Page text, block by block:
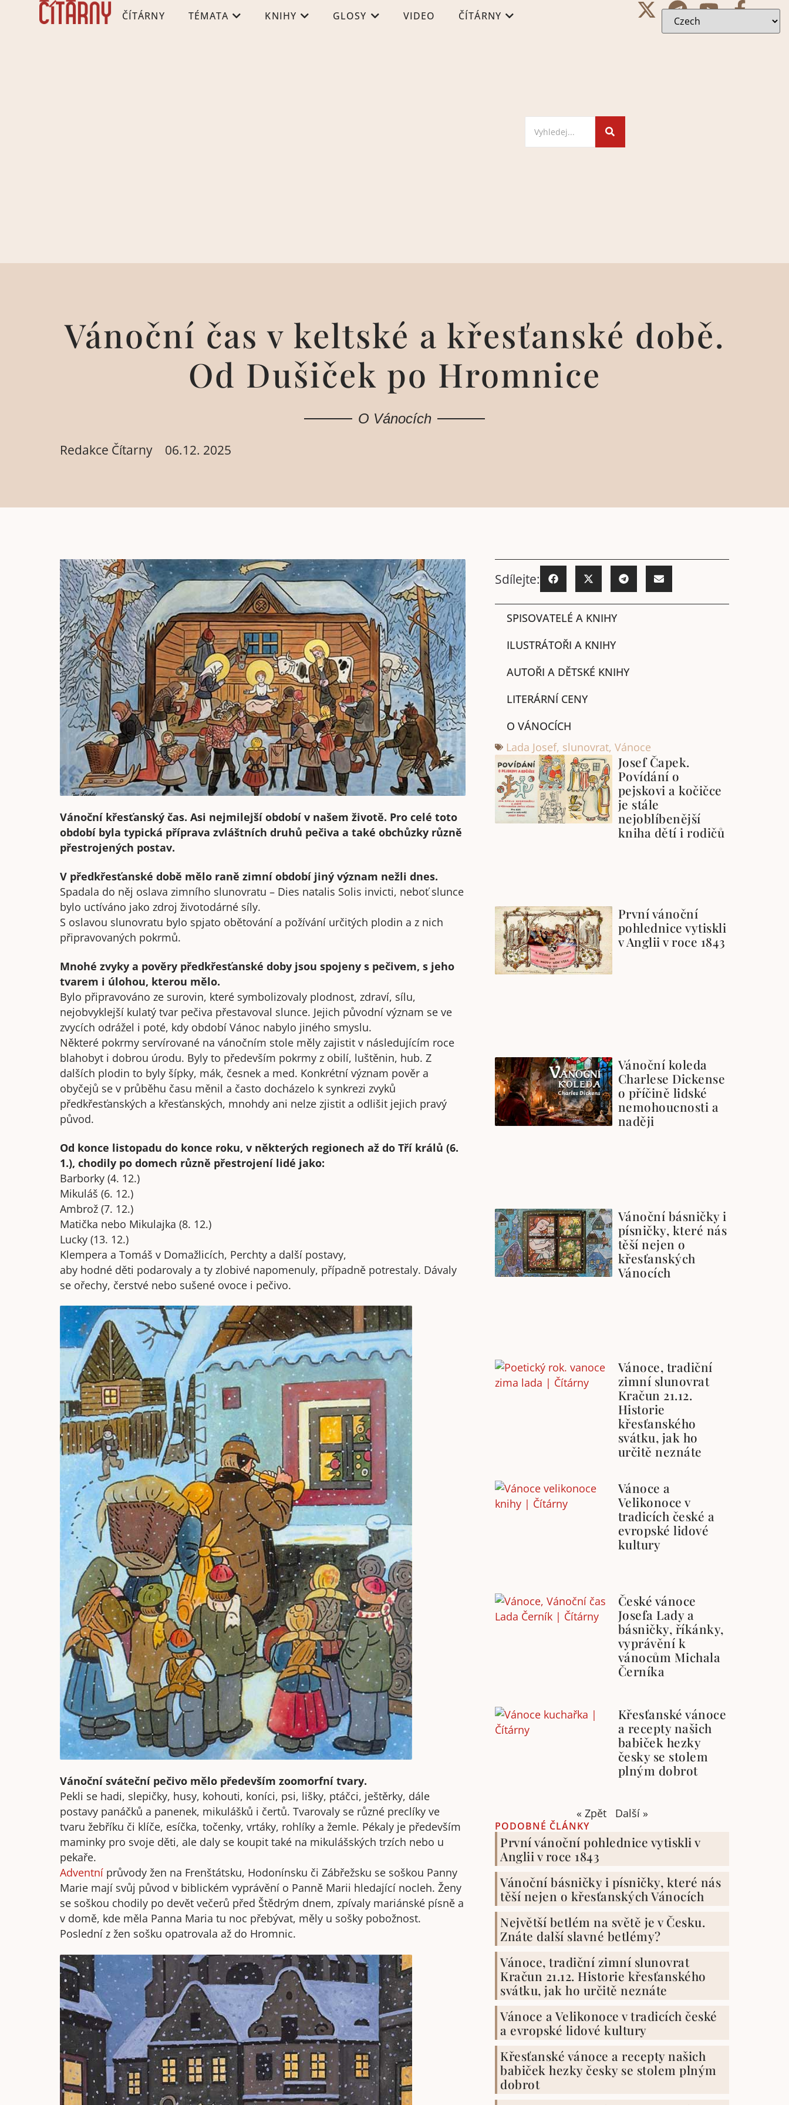
ČÍTÁRNY TÉMATA KNIHY GLOSY VIDEO ČÍTÁRNY
Vánoční čas v keltské a křesťanské době.
Od Dušiček po Hromnice
O Vánocích
Redakce Čítarny 06.12. 2025
Vánoční křesťanský čas. Asi nejmilejší období v našem životě. Pro celé toto
období byla typická příprava zvláštních druhů pečiva a také obchůzky různě
přestrojených postav.
V předkřesťanské době mělo raně zimní období jiný význam nežli dnes.
Spadala do něj oslava zimního slunovratu – Dies natalis Solis invicti, neboť slunce
bylo uctíváno jako zdroj životodárné síly.
S oslavou slunovratu bylo spjato obětování a požívání určitých plodin a z nich
připravovaných pokrmů.
Mnohé zvyky a pověry předkřesťanské doby jsou spojeny s pečivem, s jeho
tvarem i úlohou, kterou mělo.
Bylo připravováno ze surovin, které symbolizovaly plodnost, zdraví, sílu,
nejobvyklejší kulatý tvar pečiva přestavoval slunce. Jejich původní význam se ve
zvycích odrážel i poté, kdy období Vánoc nabylo jiného smyslu.
Některé pokrmy servírované na vánočním stole měly zajistit v následujícím roce
blahobyt i dobrou úrodu. Byly to především pokrmy z obilí, luštěnin, hub. Z
dalších plodin to byly šípky, mák, česnek a med. Konkrétní význam pověr a
obyčejů se v průběhu času měnil a často docházelo k synkrezi zvyků
předkřesťanských a křesťanských, mnohdy ani nelze zjistit a odlišit jejich pravý
původ.
Od konce listopadu do konce roku, v některých regionech až do Tří králů (6.
1.), chodily po domech různě přestrojení lidé jako:
Barborky (4. 12.)
Mikuláš (6. 12.)
Ambrož (7. 12.)
Matička nebo Mikulajka (8. 12.)
Lucky (13. 12.)
Klempera a Tomáš v Domažlicích, Perchty a další postavy,
aby hodné děti podarovaly a ty zlobivé napomenuly, případně potrestaly. Dávaly
se ořechy, čerstvé nebo sušené ovoce i pečivo.
Vánoční sváteční pečivo mělo především zoomorfní tvary.
Pekli se hadi, slepičky, husy, kohouti, koníci, psi, lišky, ptáčci, ještěrky, dále
postavy panáčků a panenek, mikulášků i čertů. Tvarovaly se různé preclíky ve
tvaru žebříku či klíče, esíčka, točenky, vrtáky, rohlíky a žemle. Pékaly je především
maminky pro svoje děti, ale daly se koupit také na mikulášských trzích nebo u
pekaře.
Adventní průvody žen na Frenštátsku, Hodonínsku či Zábřežsku se soškou Panny
Marie mají svůj původ v biblickém vyprávění o Panně Marii hledající nocleh. Ženy
se soškou chodily po devět večerů před Štědrým dnem, zpívaly mariánské písně a
v domě, kde měla Panna Maria tu noc přebývat, měly u sošky pobožnost.
Poslední z žen sošku opatrovala až do Hromnic.
Sdílejte:
SPISOVATELÉ A KNIHY
ILUSTRÁTOŘI A KNIHY
AUTOŘI A DĚTSKÉ KNIHY
LITERÁRNÍ CENY
O VÁNOCÍCH
Lada Josef, slunovrat, Vánoce
Josef Čapek.
Povídání o
pejskovi a kočičce
je stále
nejoblíbenější
kniha dětí i rodičů
První vánoční
pohlednice vytiskli
v Anglii v roce 1843
Vánoční koleda
Charlese Dickense
o příčině lidské
nemohoucnosti a
naději
Vánoční básničky i
písničky, které nás
těší nejen o
křesťanských
Vánocích
Vánoce, tradiční
zimní slunovrat
Kračun 21.12.
Historie
křesťanského
svátku, jak ho
určitě neznáte
Vánoce a
Velikonoce v
tradicích české a
evropské lidové
kultury
České vánoce
Josefa Lady a
básničky, říkánky,
vyprávění k
vánocům Michala
Černíka
Křesťanské vánoce
a recepty našich
babiček hezky
česky se stolem
plným dobrot
« Zpět Další »
PODOBNÉ ČLÁNKY
První vánoční pohlednice vytiskli v
Anglii v roce 1843
Vánoční básničky i písničky, které nás
těší nejen o křesťanských Vánocích
Největší betlém na světě je v Česku.
Znáte další slavné betlémy?
Vánoce, tradiční zimní slunovrat
Kračun 21.12. Historie křesťanského
svátku, jak ho určitě neznáte
Vánoce a Velikonoce v tradicích české
a evropské lidové kultury
Křesťanské vánoce a recepty našich
babiček hezky česky se stolem plným
dobrot